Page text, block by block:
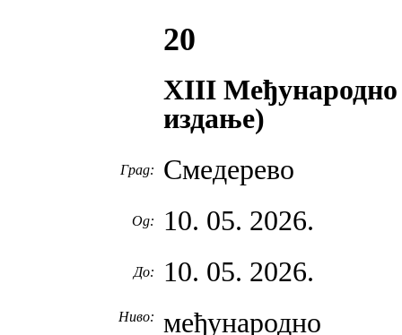
20
XIII Mеђународно
издање)
Град: Смедерево
Од: 10. 05. 2026.
До: 10. 05. 2026.
Ниво: међународно